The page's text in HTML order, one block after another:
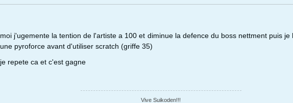
moi j'ugemente la tention de l'artiste a 100 et diminue la defence du boss nettment puis je
une pyroforce avant d'utiliser scratch (griffe 35)
je repete ca et c'est gagne
Vive Suikoden!!!